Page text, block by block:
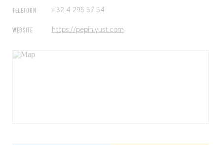
TELEFOON +32 4 295 57 54
WEBSITE https://pepin.yust.com